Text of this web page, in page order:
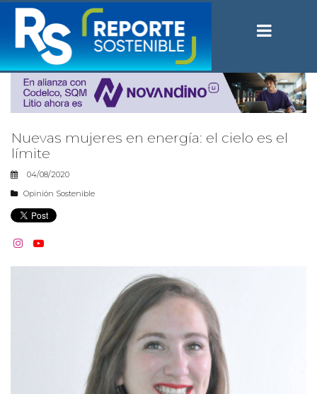
Nuevas mujeres en energía: el cielo es el
límite
04/08/2020
Opinión Sostenible
 